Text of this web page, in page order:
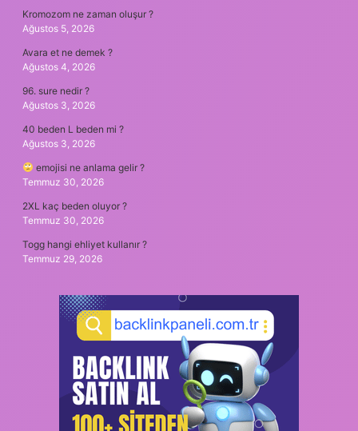
Kromozom ne zaman oluşur ?
Ağustos 5, 2026
Avara et ne demek ?
Ağustos 4, 2026
96. sure nedir ?
Ağustos 3, 2026
40 beden L beden mi ?
Ağustos 3, 2026
emojisi ne anlama gelir ?
Temmuz 30, 2026
2XL kaç beden oluyor ?
Temmuz 30, 2026
Togg hangi ehliyet kullanır ?
Temmuz 29, 2026